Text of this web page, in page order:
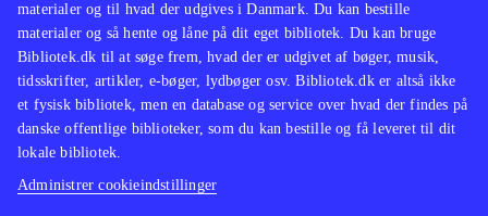
materialer og til hvad der udgives i Danmark. Du kan bestille
materialer og så hente og låne på dit eget bibliotek. Du kan bruge
Bibliotek.dk til at søge frem, hvad der er udgivet af bøger, musik,
tidsskrifter, artikler, e-bøger, lydbøger osv. Bibliotek.dk er altså ikke
et fysisk bibliotek, men en database og service over hvad der findes på
danske offentlige biblioteker, som du kan bestille og få leveret til dit
lokale bibliotek.
Administrer cookieindstillinger